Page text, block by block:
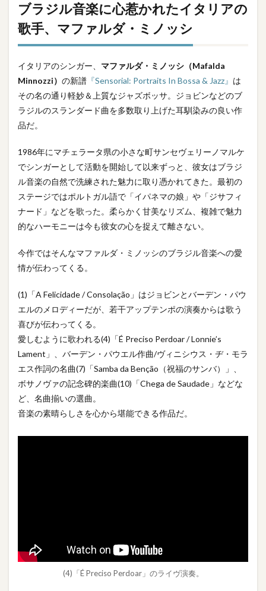
ブラジル音楽に心惹かれたイタリアの
歌手、マファルダ・ミノッシ
イタリアのシンガー、 マファルダ・ミノッシ（Mafalda
Minnozzi） の新譜 『Sensorial: Portraits In Bossa & Jazz』 は
その名の通り軽妙＆上質なジャズボッサ。ジョビンなどのブ
ラジルのスランダード曲を多数取り上げた耳馴染みの良い作
品だ。
1986年にマチェラータ県の小さな町サンセヴェリーノマルケ
でシンガーとして活動を開始して以来ずっと、彼女はブラジ
ル音楽の自然で洗練された魅力に取り憑かれてきた。最初の
ステージではポルトガル語で「イパネマの娘」や「ジサフィ
ナード」などを歌った。柔らかく甘美なリズム、複雑で魅力
的なハーモニーは今も彼女の心を捉えて離さない。
今作ではそんなマファルダ・ミノッシのブラジル音楽への愛
情が伝わってくる。
(1)「A Felicidade / Consolação」はジョビンとバーデン・パウ
エルのメロディーだが、若干アップテンポの演奏からは歌う
喜びが伝わってくる。
愛しむように歌われる(4)「É Preciso Perdoar / Lonnie’s
Lament」、バーデン・パウエル作曲/ヴィニシウス・ヂ・モラ
エス作詞の名曲(7)「Samba da Benção（祝福のサンバ）」、
ボサノヴァの記念碑的楽曲(10)「Chega de Saudade」などな
ど、名曲揃いの選曲。
音楽の素晴らしさを心から堪能できる作品だ。
(4)「É Preciso Perdoar」のライヴ演奏。